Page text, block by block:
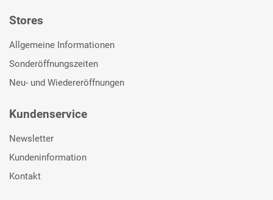
Stores
Allgemeine Informationen
Sonderöffnungszeiten
Neu- und Wiedereröffnungen
Kundenservice
Newsletter
Kundeninformation
Kontakt